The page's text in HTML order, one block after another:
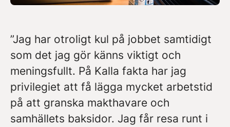
”Jag har otroligt kul på jobbet samtidigt
som det jag gör känns viktigt och
meningsfullt. På Kalla fakta har jag
privilegiet att få lägga mycket arbetstid
på att granska makthavare och
samhällets baksidor. Jag får resa runt i